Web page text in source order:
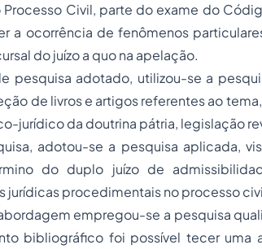
Civil, parte do exame do
a ocorrência de fenômenos
do juízo a quo na apelação.
pesquisa adotado, utilizou-se a
de livros e artigos referentes ao
jurídico da doutrina pátria, legislação
adotou-se a pesquisa aplicada,
do duplo juízo de
jurídicas procedimentais no processo
empregou-se a pesquisa
bibliográfico foi possível tecer uma